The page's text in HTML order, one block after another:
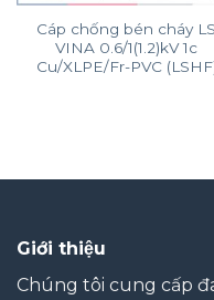
Cáp chống bén cháy LS
VINA 0.6/1(1.2)kV 1c
Cu/XLPE/Fr-PVC
Giới thiệu
Chúng tôi cung cấp